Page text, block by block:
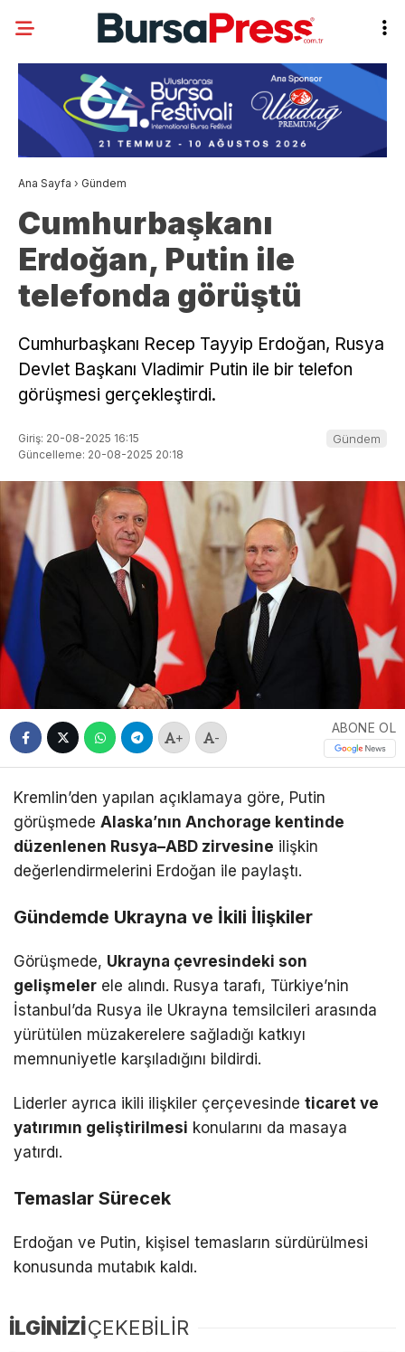
Ana Sayfa › Gündem
Cumhurbaşkanı
Erdoğan, Putin ile
telefonda görüştü
Cumhurbaşkanı Recep Tayyip Erdoğan, Rusya
Devlet Başkanı Vladimir Putin ile bir telefon
görüşmesi gerçekleştirdi.
Giriş: 20-08-2025 16:15
Güncelleme: 20-08-2025 20:18
Gündem
+ -
ABONE OL
Kremlin’den yapılan açıklamaya göre, Putin
görüşmede Alaska’nın Anchorage kentinde
düzenlenen Rusya–ABD zirvesine ilişkin
değerlendirmelerini Erdoğan ile paylaştı.
Gündemde Ukrayna ve İkili İlişkiler
Görüşmede, Ukrayna çevresindeki son
gelişmeler ele alındı. Rusya tarafı, Türkiye’nin
İstanbul’da Rusya ile Ukrayna temsilcileri arasında
yürütülen müzakerelere sağladığı katkıyı
memnuniyetle karşıladığını bildirdi.
Liderler ayrıca ikili ilişkiler çerçevesinde ticaret ve
yatırımın geliştirilmesi konularını da masaya
yatırdı.
Temaslar Sürecek
Erdoğan ve Putin, kişisel temasların sürdürülmesi
konusunda mutabık kaldı.
İLGİNİZİÇEKEBİLİR